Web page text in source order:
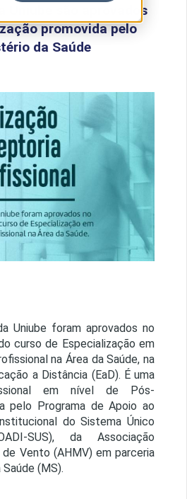
Uniube são aprovados
promovida pelo
da Saúde
Uniube foram aprovados no
curso de Especialização em
na Área da Saúde, na
a Distância (EaD). É uma
em nível de Pós-
pelo Programa de Apoio ao
do Sistema Único
SUS), da Associação
de Vento (AHMV) em parceria
(MS).